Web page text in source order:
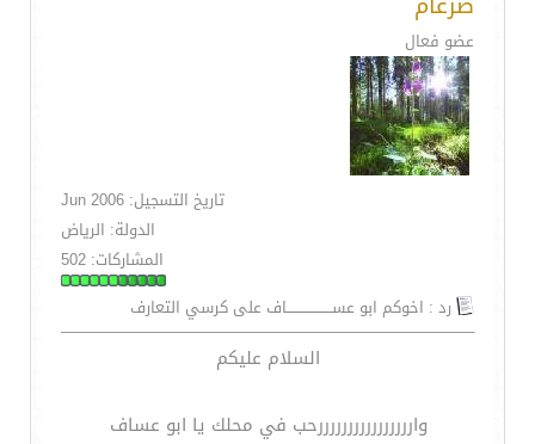
عضو فعال
تاريخ التسجيل: Jun 2006
الدولة: الرياض
المشاركات: 502
رد : اخوكم ابو عســـــــــــــــــــاف على كرسي التعارف
السلام عليكم
واررررررررررررررررحب في محلك يا ابو عساف